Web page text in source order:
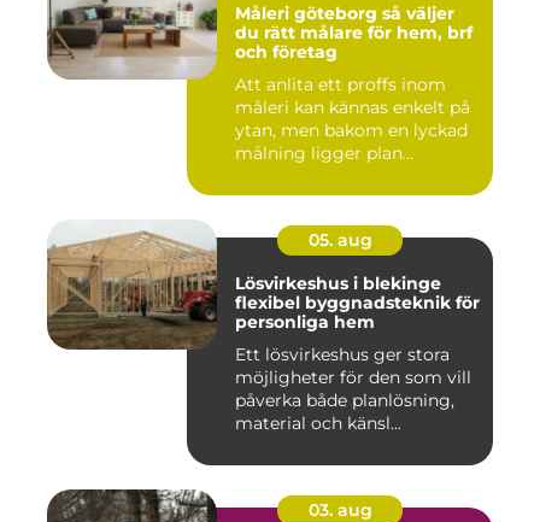
Måleri göteborg så väljer
du rätt målare för hem, brf
och företag
Att anlita ett proffs inom
måleri kan kännas enkelt på
ytan, men bakom en lyckad
målning ligger plan...
05. aug
Lösvirkeshus i blekinge
flexibel byggnadsteknik för
personliga hem
Ett lösvirkeshus ger stora
möjligheter för den som vill
påverka både planlösning,
material och känsl...
03. aug